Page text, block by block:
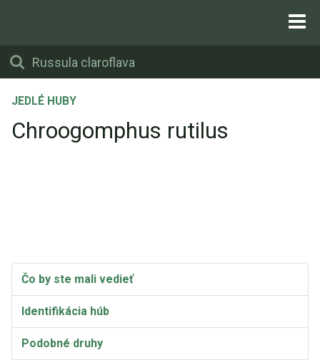
JEDLÉ HUBY
Chroogomphus rutilus
Čo by ste mali vedieť
Identifikácia húb
Podobné druhy